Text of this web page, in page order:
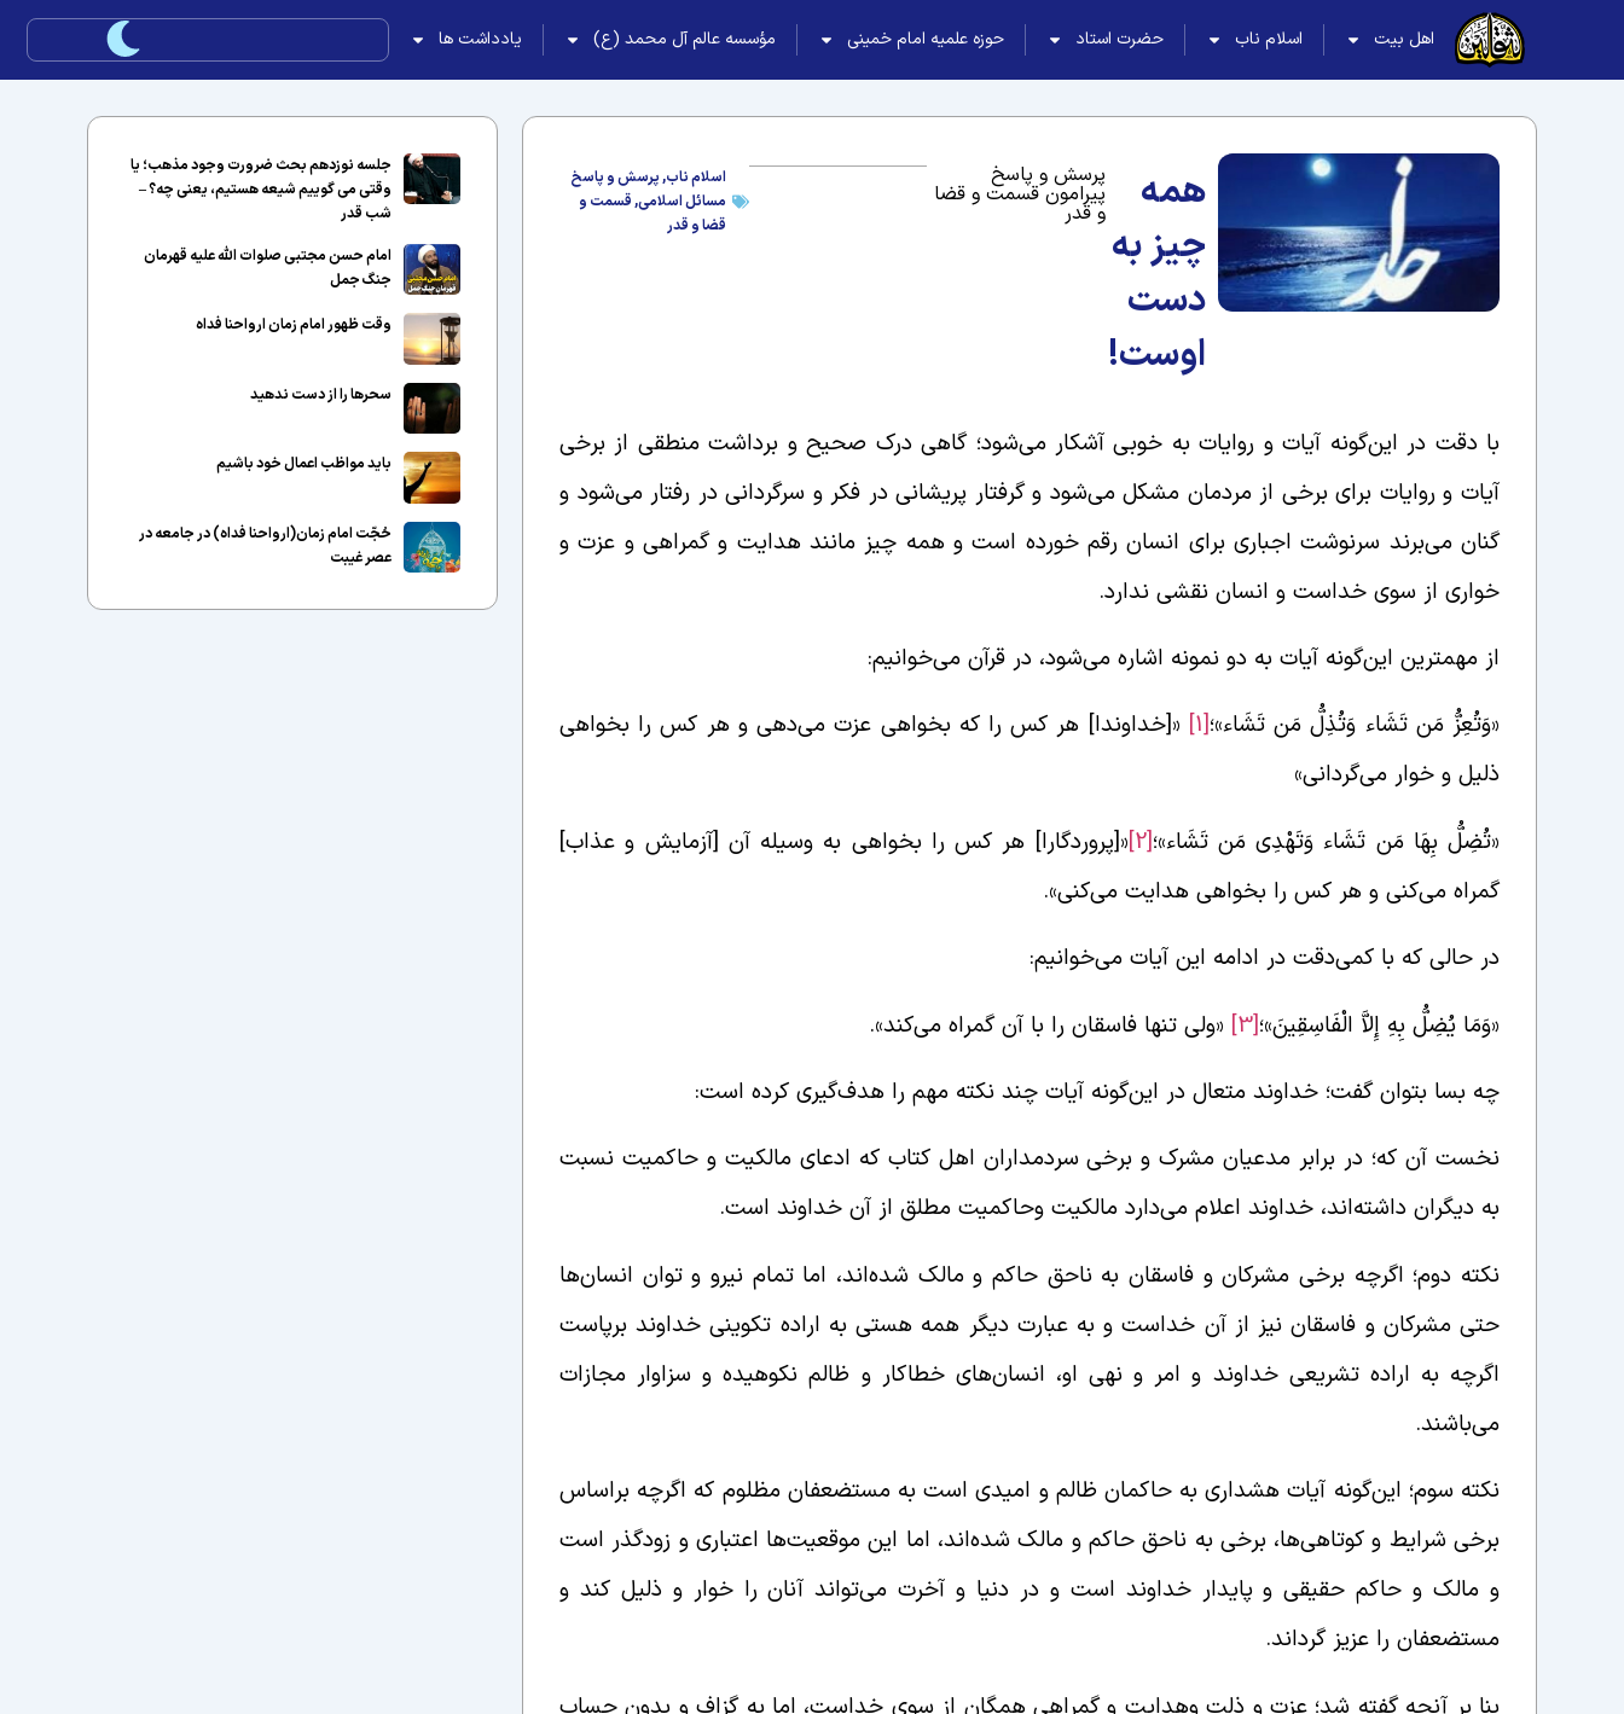
اهل بیت اسلام ناب حضرت استاد حوزه علمیه امام خمینی مؤسسه عالم آل محمد (ع) یادداشت ها
همه
چیز به
دست
اوست!
پرسش و پاسخ
پیرامون قسمت و قضا
و قدر
اسلام ناب,پرسش و پاسخ
مسائل اسلامی,قسمت و
قضا و قدر
با دقت در این‌گونه آیات و روایات به خوبی آشکار می‌شود؛ گاهی درک صحیح و برداشت منطقی از برخی
آیات و روایات برای برخی از مردمان مشکل می‌شود و گرفتار پریشانی در فکر و سرگردانی در رفتار می‌شود و
گنان می‌برند سرنوشت اجباری برای انسان رقم خورده است و همه چیز مانند هدایت و گمراهی و عزت و
خواری از سوی خداست و انسان نقشی ندارد.
از مهمترین این‌گونه آیات به دو نمونه اشاره می‌شود، در قرآن می‌خوانیم:
«وَتُعِزُّ مَن تَشَاء وَتُذِلُّ مَن تَشَاء»؛[1]
«[خداوندا] هر کس را که بخواهی عزت می‌دهی و هر کس را بخواهی
ذلیل و خوار می‌گردانی»
«تُضِلُّ بِهَا مَن تَشَاء وَتَهْدِی مَن تَشَاء»؛[2] «[پروردگارا] هر کس را بخواهی به وسیله آن [آزمایش و عذاب]
گمراه می‌کنی و هر کس را بخواهی هدایت می‌کنی».
در حالی که با کمی‌دقت در ادامه این آیات می‌خوانیم:
«وَمَا یُضِلُّ بِهِ إِلاَّ الْفَاسِقِینَ»؛[3]
«ولی تنها فاسقان را با آن گمراه می‌کند».
چه بسا بتوان گفت؛ خداوند متعال در این‌گونه آیات چند نکته مهم را هدف‌گیری کرده است:
نخست آن که؛ در برابر مدعیان مشرک و برخی سردمداران اهل کتاب که ادعای مالکیت و حاکمیت نسبت
به دیگران داشته‌اند، خداوند اعلام می‌دارد مالکیت وحاکمیت مطلق از آن خداوند است.
نکته دوم؛ اگرچه برخی مشرکان و فاسقان به ناحق حاکم و مالک شده‌اند، اما تمام نیرو و توان انسان‌ها
حتی مشرکان و فاسقان نیز از آن خداست و به عبارت دیگر همه هستی به اراده تکوینی خداوند برپاست
اگرچه به اراده تشریعی خداوند و امر و نهی او، انسان‌های خطاکار و ظالم نکوهیده و سزاوار مجازات
می‌باشند.
نکته سوم؛ این‌گونه آیات هشداری به حاکمان ظالم و امیدی است به مستضعفان مظلوم که اگرچه براساس
برخی شرایط و کوتاهی‌ها، برخی به ناحق حاکم و مالک شده‌اند، اما این موقعیت‌ها اعتباری و زودگذر است
و مالک و حاکم حقیقی و پایدار خداوند است و در دنیا و آخرت می‌تواند آنان را خوار و ذلیل کند و
مستضعفان را عزیز گرداند.
بنا بر آنچه گفته شد؛ عزت و ذلت وهدایت و گمراهی همگان از سوی خداست، اما به گزاف و بدون حساب
جلسه نوزدهم بحث ضرورت وجود مذهب؛ یا
وقتی می گوییم شیعه هستیم، یعنی چه؟ –
شب قدر
امام حسن مجتبی صلوات الله علیه قهرمان
جنگ جمل
وقت ظهور امام زمان ارواحنا فداه
سحرها را از دست ندهید
باید مواظب اعمال خود باشیم
حُجّت امام زمان(ارواحنا فداه) در جامعه در
عصر غیبت